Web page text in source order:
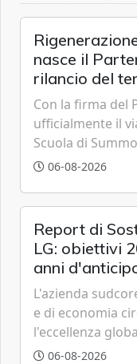
nasce il
rilancio del
Con la firma del
ufficialmente il
Scuola di
partenariato
06-08-2026
Report di
LG: obiettivi
anni
L'azienda
e di economia
l'eccellenza
grazie a
06-08-2026